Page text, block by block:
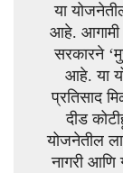
या
आहे. आगामी
सरकारने
आहे. या
प्रतिसाद
दीड
योजनेतील
नागरी आणि